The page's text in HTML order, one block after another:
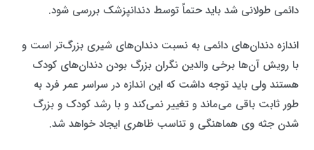
دائمی طولانی شد باید حتماً توسط دندانپزشک بررسی شود.
اندازه دندان‌های دائمی به نسبت دندان‌های شیری بزرگ‌تر است و
با رویش آن‌ها برخی والدین نگران بزرگ بودن دندان‌های کودک
هستند ولی باید توجه داشت که این اندازه در سراسر عمر فرد به‌
طور ثابت باقی می‌ماند و تغییر نمی‌کند و با رشد کودک و بزرگ
شدن جثه وی هماهنگی و تناسب ظاهری ایجاد خواهد شد.